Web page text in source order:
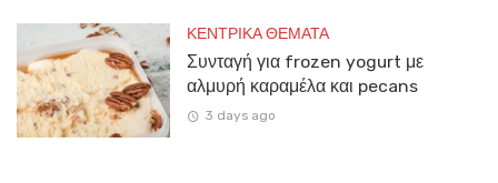
ΚΕΝΤΡΙΚΑ ΘΕΜΑΤΑ
Συνταγή για frozen yogurt με
αλμυρή καραμέλα και pecans
3 days ago